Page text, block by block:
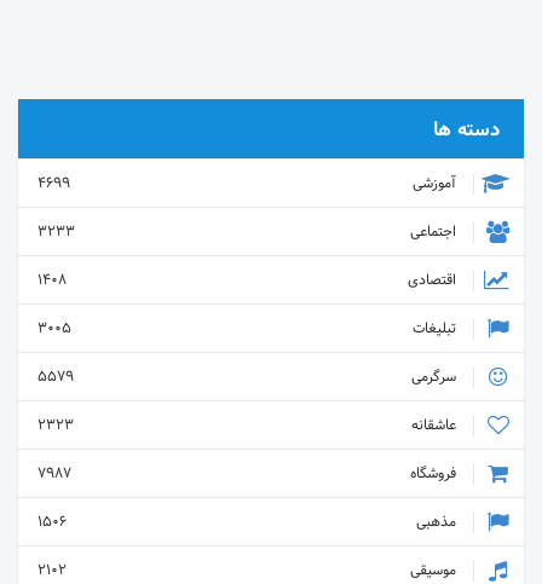
دسته ها
آموزشی
4699
اجتماعی
3233
اقتصادی
1408
تبلیغات
3005
سرگرمی
5579
عاشقانه
2323
فروشگاه
7987
مذهبی
1506
موسیقی
2102